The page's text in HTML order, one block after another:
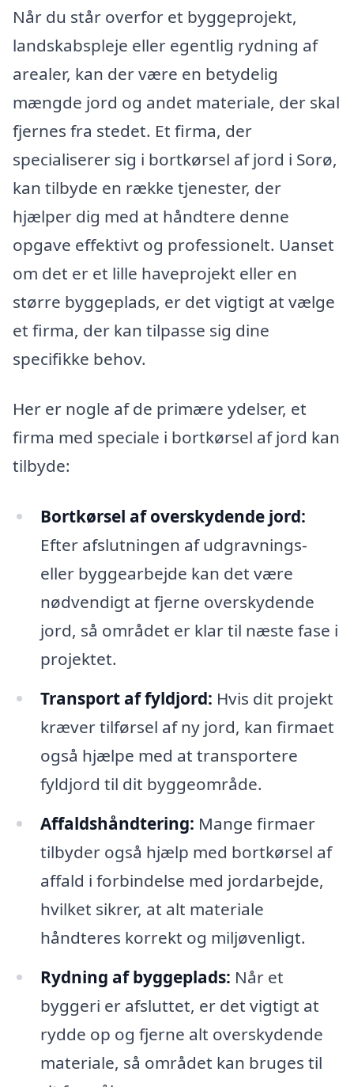
Når du står overfor et byggeprojekt,
landskabspleje eller egentlig rydning af
arealer, kan der være en betydelig
mængde jord og andet materiale, der skal
fjernes fra stedet. Et firma, der
specialiserer sig i bortkørsel af jord i Sorø,
kan tilbyde en række tjenester, der
hjælper dig med at håndtere denne
opgave effektivt og professionelt. Uanset
om det er et lille haveprojekt eller en
større byggeplads, er det vigtigt at vælge
et firma, der kan tilpasse sig dine
specifikke behov.
Her er nogle af de primære ydelser, et
firma med speciale i bortkørsel af jord kan
tilbyde:
Bortkørsel af overskydende jord:
Efter afslutningen af udgravnings-
eller byggearbejde kan det være
nødvendigt at fjerne overskydende
jord, så området er klar til næste fase i
projektet.
Transport af fyldjord: Hvis dit projekt
kræver tilførsel af ny jord, kan firmaet
også hjælpe med at transportere
fyldjord til dit byggeområde.
Affaldshåndtering: Mange firmaer
tilbyder også hjælp med bortkørsel af
affald i forbindelse med jordarbejde,
hvilket sikrer, at alt materiale
håndteres korrekt og miljøvenligt.
Rydning af byggeplads: Når et
byggeri er afsluttet, er det vigtigt at
rydde op og fjerne alt overskydende
materiale, så området kan bruges til